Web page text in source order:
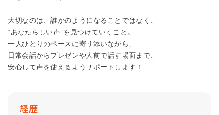
大切なのは、誰かのようになることではなく、
“あなたらしい声”を見つけていくこと。
一人ひとりのペースに寄り添いながら、
日常会話からプレゼンや人前で話す場面まで、
安心して声を使えるようサポートします！
経歴